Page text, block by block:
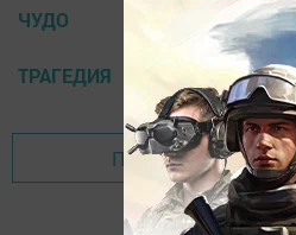
ЧУДО
ТРАГЕДИЯ
Перейти на